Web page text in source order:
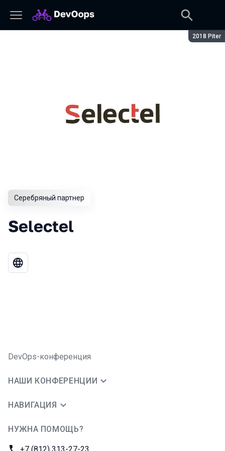
Сезон:
2018 Piter
Серебряный партнер
Selectel
DevOps-конференция
НАШИ КОНФЕРЕНЦИИ
НАВИГАЦИЯ
НУЖНА ПОМОЩЬ?